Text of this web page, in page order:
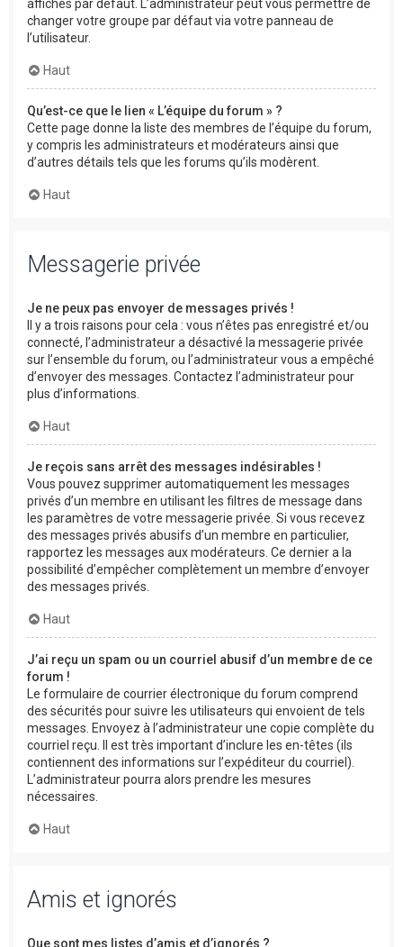
affichés par défaut. L’administrateur peut vous permettre de
changer votre groupe par défaut via votre panneau de
l’utilisateur.
Haut
Qu’est-ce que le lien « L’équipe du forum » ?
Cette page donne la liste des membres de l’équipe du forum,
y compris les administrateurs et modérateurs ainsi que
d’autres détails tels que les forums qu’ils modèrent.
Haut
Messagerie privée
Je ne peux pas envoyer de messages privés !
Il y a trois raisons pour cela : vous n’êtes pas enregistré et/ou
connecté, l’administrateur a désactivé la messagerie privée
sur l’ensemble du forum, ou l’administrateur vous a empêché
d’envoyer des messages. Contactez l’administrateur pour
plus d’informations.
Haut
Je reçois sans arrêt des messages indésirables !
Vous pouvez supprimer automatiquement les messages
privés d’un membre en utilisant les filtres de message dans
les paramètres de votre messagerie privée. Si vous recevez
des messages privés abusifs d’un membre en particulier,
rapportez les messages aux modérateurs. Ce dernier a la
possibilité d’empêcher complètement un membre d’envoyer
des messages privés.
Haut
J’ai reçu un spam ou un courriel abusif d’un membre de ce
forum !
Le formulaire de courrier électronique du forum comprend
des sécurités pour suivre les utilisateurs qui envoient de tels
messages. Envoyez à l’administrateur une copie complète du
courriel reçu. Il est très important d’inclure les en-têtes (ils
contiennent des informations sur l’expéditeur du courriel).
L’administrateur pourra alors prendre les mesures
nécessaires.
Haut
Amis et ignorés
Que sont mes listes d’amis et d’ignorés ?